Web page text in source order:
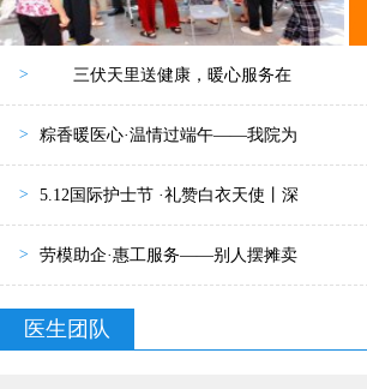
> 三伏天里送健康，暖心服务在
> 粽香暖医心·温情过端午——我院为
> 5.12国际护士节 ·礼赞白衣天使丨深
> 劳模助企·惠工服务——别人摆摊卖
医生团队